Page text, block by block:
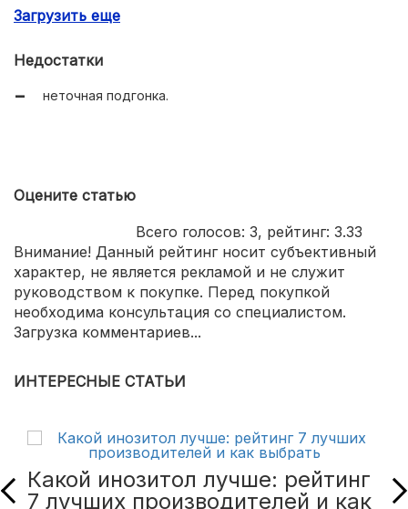
приемлемые цены.
Загрузить еще
Недостатки
неточная подгонка.
Оцените статью
Всего голосов: 3, рейтинг: 3.33
Внимание! Данный рейтинг носит субъективный
характер, не является рекламой и не служит
руководством к покупке. Перед покупкой
необходима консультация со специалистом.
Загрузка комментариев...
ИНТЕРЕСНЫЕ СТАТЬИ
Какой инозитол лучше: рейтинг
7 лучших производителей и как